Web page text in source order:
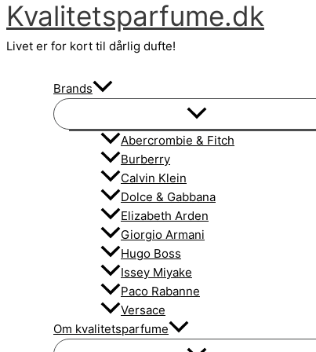
Gå
til
indholdet
Kvalitetsparfume.dk
Livet er for kort til dårlig dufte!
Brands
Abercrombie & Fitch
Burberry
Calvin Klein
Dolce & Gabbana
Elizabeth Arden
Giorgio Armani
Hugo Boss
Issey Miyake
Paco Rabanne
Versace
Om kvalitetsparfume